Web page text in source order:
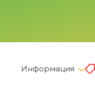
Информация